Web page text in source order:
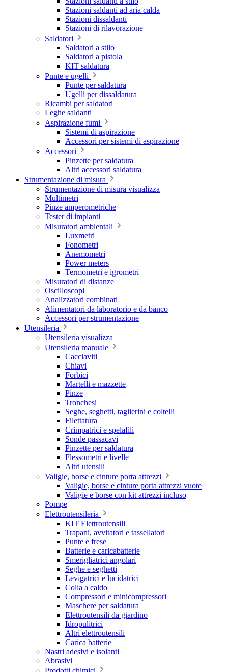
Stazioni saldanti ad aria calda
Stazioni dissaldanti
Stazioni di rilavorazione
Saldatori
Saldatori a stilo
Saldatori a pistola
KIT saldatura
Punte e ugelli
Punte per saldatura
Ugelli per dissaldatura
Ricambi per saldatori
Leghe saldanti
Aspirazione fumi
Sistemi di aspirazione
Accessori per sistemi di aspirazione
Accessori
Pinzette per saldatura
Altri accessori saldatura
Strumentazione di misura
Strumentazione di misura visualizza
Multimetri
Pinze amperometriche
Tester di impianti
Misuratori ambientali
Luxmetri
Fonometri
Anemometri
Power meters
Termometri e igrometri
Misuratori di distanze
Oscilloscopi
Analizzatori combinati
Alimentatori da laboratorio e da banco
Accessori per strumentazione
Utensileria
Utensileria visualizza
Utensileria manuale
Cacciaviti
Chiavi
Forbici
Martelli e mazzette
Pinze
Tronchesi
Seghe, seghetti, taglierini e coltelli
Filettatura
Crimpatrici e spelafili
Sonde passacavi
Pinzette per saldatura
Flessometri e livelle
Altri utensili
Valigie, borse e cinture porta attrezzi
Valigie, borse e cinture porta attrezzi vuote
Valigie e borse con kit attrezzi incluso
Pompe
Elettroutensileria
KIT Elettroutensili
Trapani, avvitatori e tassellatori
Punte e frese
Batterie e caricabatterie
Smerigliatrici angolari
Seghe e seghetti
Levigatrici e lucidatrici
Colla a caldo
Compressori e minicompressori
Maschere per saldatura
Elettroutensili da giardino
Idropulitrici
Altri elettroutensili
Carica batterie
Nastri adesivi e isolanti
Abrasivi